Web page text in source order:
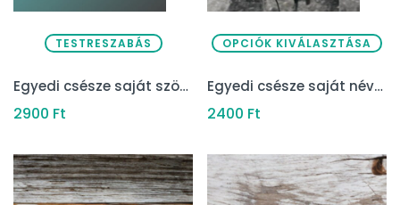
TESTRESZABÁS
Egyedi csésze saját szöveggel tányérral (Kreátor)
2900 Ft
OPCIÓK KIVÁLASZTÁSA
Egyedi csésze saját névvel tányérral (dizájn)
2400 Ft